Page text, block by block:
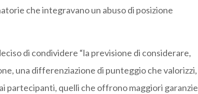
che integravano un abuso di posizione
di condividere “la previsione di considerare,
una differenziazione di punteggio che valorizzi,
partecipanti, quelli che offrono maggiori garanzie